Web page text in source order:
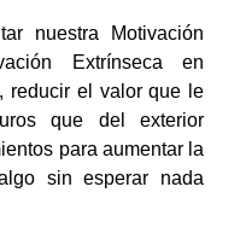
nuestra Motivación
Extrínseca en
reducir el valor que le
que del exterior
para aumentar la
sin esperar nada